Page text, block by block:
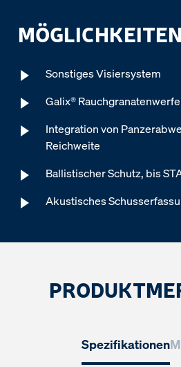
MÖGLICHKEITEN
Sonstiges Visiersystem
Galix®
Integration von
Reichweite
Ballistischer Schutz, bis
Akustisches
Spezifikationen